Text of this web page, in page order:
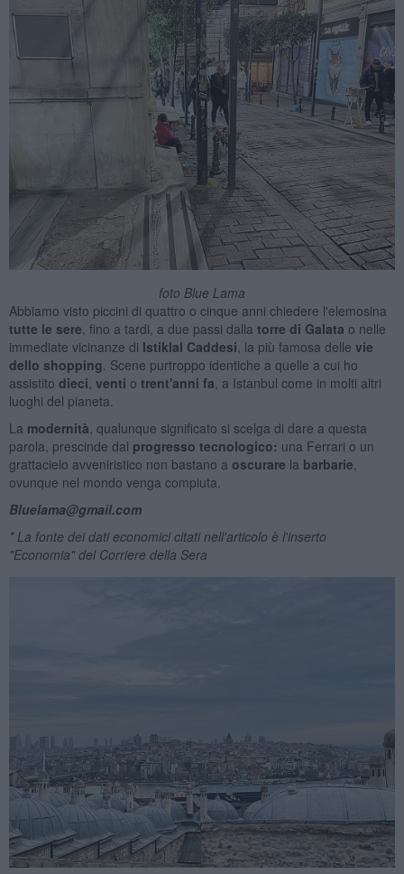
foto Blue Lama
Abbiamo visto piccini di quattro o cinque anni chiedere l'elemosina
tutte le sere, fino a tardi, a due passi dalla torre di Galata o nelle
immediate vicinanze di Istiklal Caddesi, la più famosa delle vie
dello shopping. Scene purtroppo identiche a quelle a cui ho
assistito dieci, venti o trent'anni fa, a Istanbul come in molti altri
luoghi del pianeta.
La modernità, qualunque significato si scelga di dare a questa
parola, prescinde dal progresso tecnologico: una Ferrari o un
grattacielo avveniristico non bastano a oscurare la barbarie,
ovunque nel mondo venga compiuta.
Bluelama@gmail.com
* La fonte dei dati economici citati nell'articolo è l'inserto
"Economia" del Corriere della Sera